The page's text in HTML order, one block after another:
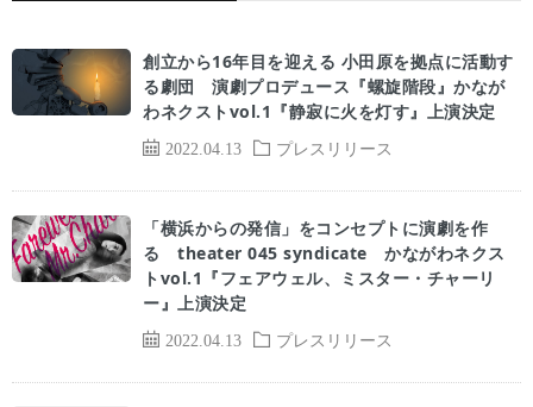
2022.04.13 プレスリリース
創立から16年目を迎える 小田原を拠点に活動す
る劇団 演劇プロデュース『螺旋階段』かなが
わネクストvol.1『静寂に火を灯す』上演決定
2022.04.13 プレスリリース
「横浜からの発信」をコンセプトに演劇を作
る theater 045 syndicate かながわネクス
トvol.1『フェアウェル、ミスター・チャーリ
ー』上演決定